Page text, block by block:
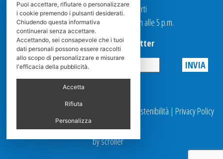
I nostri uffici sono aperti
dal Lunedi al Venerdi dalle 9 a.m alle 5 p.m.
Iscriviti alla Newsletter
Privacy
Report Sostenibilità | Privacy Policy
|Videosorveglianza
by scroller
Puoi accettare, rifiutare o personalizzare
i cookie premendo i pulsanti desiderati.
Chiudendo questa informativa
continuerai senza accettare.
Accettando, sei consapevole che i tuoi
dati personali possono essere raccolti
allo scopo di personalizzare e misurare
l'efficacia della pubblicità.
Accetta
Rifiuta
Personalizza